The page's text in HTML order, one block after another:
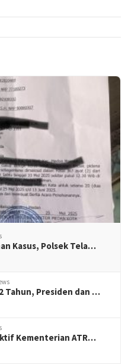
Kasus, Polsek Tela…
Tahun, Presiden dan …
Kementerian ATR…